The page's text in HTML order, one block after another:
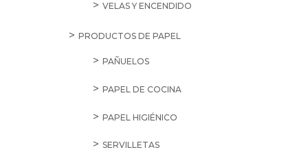
VELAS Y ENCENDIDO
PRODUCTOS DE PAPEL
PAÑUELOS
PAPEL DE COCINA
PAPEL HIGIÉNICO
SERVILLETAS